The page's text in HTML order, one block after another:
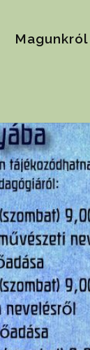
Magunkról